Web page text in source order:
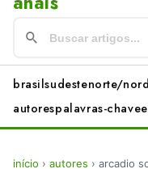
brasilsudestenorte/
autorespalavras-chave
início › autores › arcadio